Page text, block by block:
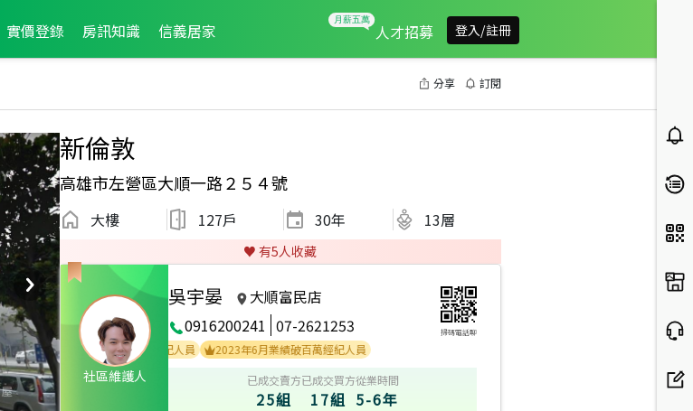
實價登錄 房訊知識 信義居家 人才招募 登入/註冊
分享 訂閱
新倫敦
高雄市左營區大順一路２５４號
大樓 127戶 30年 13層
♥️ 有5人收藏
社區維護人
吳宇晏
大順富民店
0916200241 07-2621253 掃碼電話聊
2023年10月業績破百萬經紀人員
2023年6月業績破百萬經紀人員
已成交賣方
25組
已成交買方
17組
從業時間
5-6年